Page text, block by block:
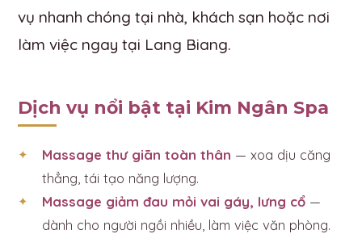
vụ nhanh chóng tại nhà, khách sạn hoặc nơi
làm việc ngay tại Lang Biang.
Dịch vụ nổi bật tại Kim Ngân Spa
Massage thư giãn toàn thân — xoa dịu căng
thẳng, tái tạo năng lượng.
Massage giảm đau mỏi vai gáy, lưng cổ —
dành cho người ngồi nhiều, làm việc văn phòng.